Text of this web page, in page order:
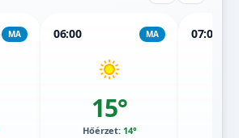
MA 06:00 MA
15°
Hőérzet: 14°
07:00